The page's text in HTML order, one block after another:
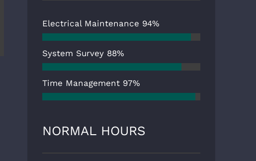
Electrical Maintenance 94%
System Survey 88%
Time Management 97%
NORMAL HOURS